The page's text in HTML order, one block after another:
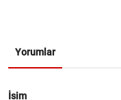
Yorumlar
İsim